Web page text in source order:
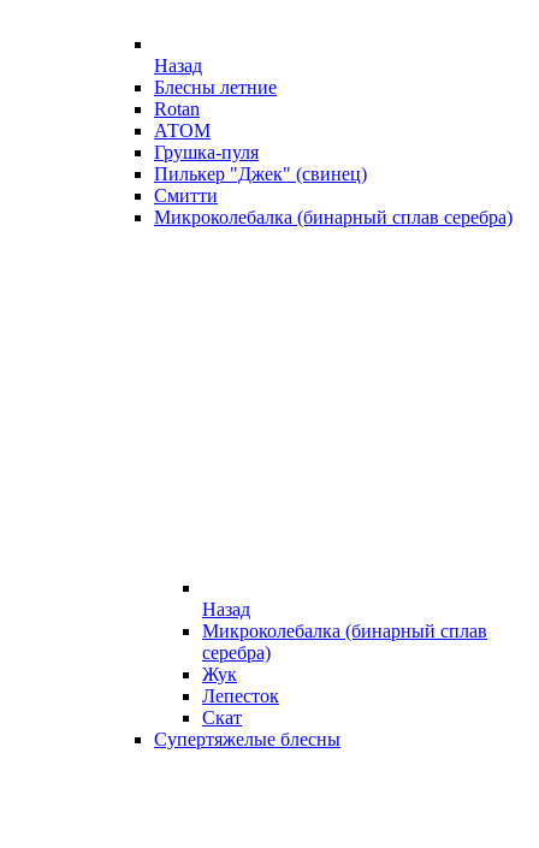
Назад
Блесны летние
Rotan
АТОМ
Грушка-пуля
Пилькер "Джек" (свинец)
Смитти
Микроколебалка (бинарный сплав серебра)
Назад
Микроколебалка (бинарный сплав
серебра)
Жук
Лепесток
Скат
Супертяжелые блесны